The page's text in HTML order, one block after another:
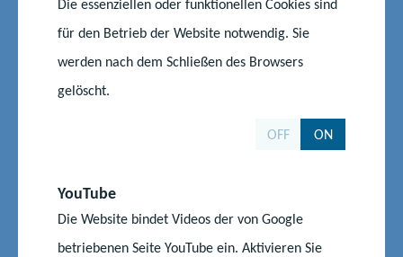
Die essenziellen oder funktionellen Cookies sind
für den Betrieb der Website notwendig. Sie
werden nach dem Schließen des Browsers
gelöscht.
OFF ON
YouTube
Die Website bindet Videos der von Google
betriebenen Seite YouTube ein. Aktivieren Sie
Der Landesschulbeirat berät die oberste Schulbehörde bei
allen Angelegenheiten von grundlegender Bedeutung für die